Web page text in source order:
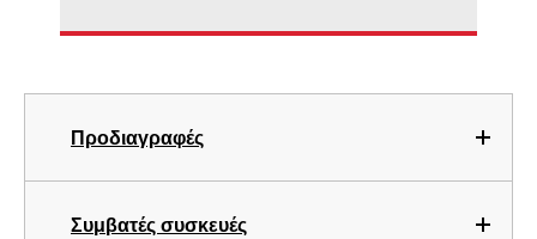
Προδιαγραφές
Συμβατές συσκευές